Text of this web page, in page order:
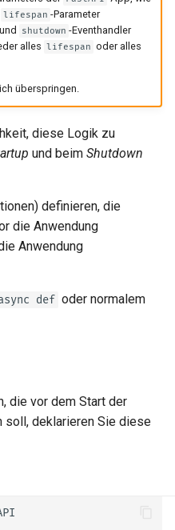
lifespan -Parameter
shutdown -Eventhandler
alles lifespan oder alles
überspringen.
diese Logik zu
und beim Shutdown
definieren, die
die Anwendung
Anwendung
def oder normalem
die vor dem Start der
soll, deklarieren Sie diese